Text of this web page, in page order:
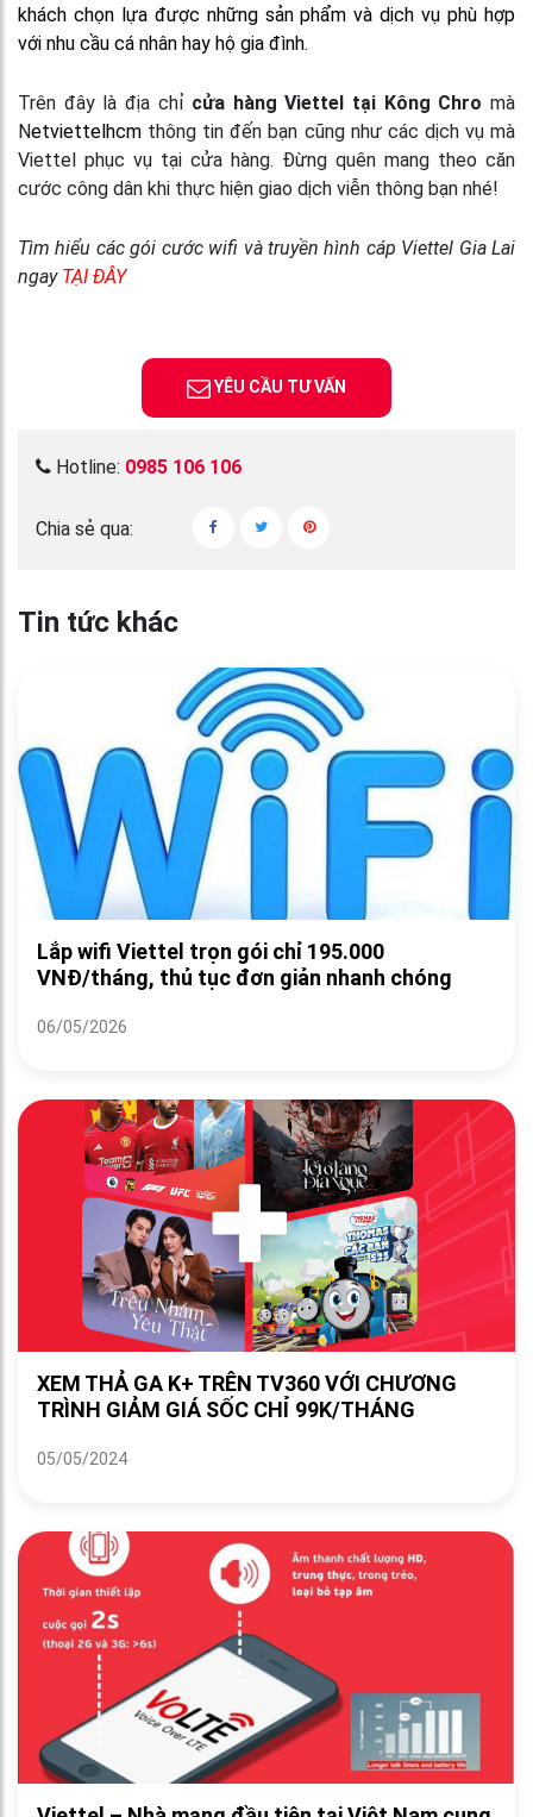
khách chọn lựa được những sản phẩm và dịch vụ phù hợp
với nhu cầu cá nhân hay hộ gia đình.
Trên đây là địa chỉ cửa hàng Viettel tại Kông Chro mà
Netviettelhcm thông tin đến bạn cũng như các dịch vụ mà
Viettel phục vụ tại cửa hàng. Đừng quên mang theo căn
cước công dân khi thực hiện giao dịch viễn thông bạn nhé!
Tìm hiểu các gói cước wifi và truyền hình cáp Viettel Gia Lai
ngay TẠI ĐÂY
YÊU CẦU TƯ VẤN
Hotline: 0985 106 106
Chia sẻ qua:
Tin tức khác
Lắp wifi Viettel trọn gói chỉ 195.000
VNĐ/tháng, thủ tục đơn giản nhanh chóng
06/05/2026
XEM THẢ GA K+ TRÊN TV360 VỚI CHƯƠNG
TRÌNH GIẢM GIÁ SỐC CHỈ 99K/THÁNG
05/05/2024